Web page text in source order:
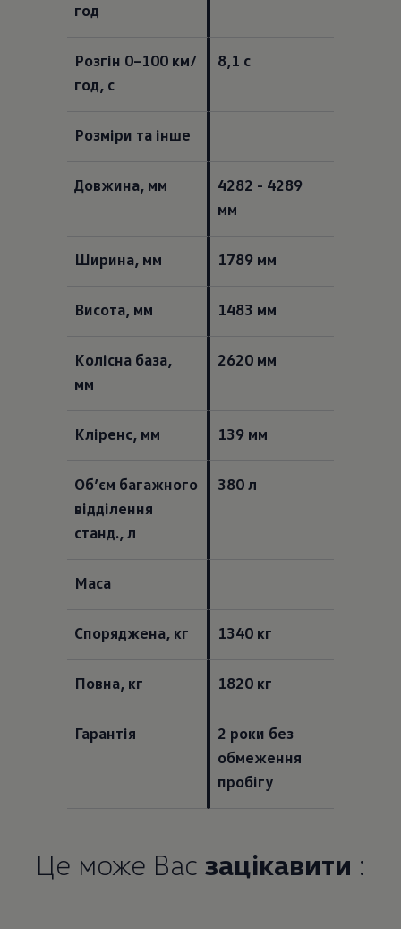
год
Розгін 0–100 км/
год, с
8,1 с
Розміри та інше
Довжина, мм
4282 - 4289
мм
Ширина, мм 1789 мм
Висота, мм 1483 мм
Колісна база,
мм
2620 мм
Кліренс, мм 139 мм
Об’єм багажного
відділення
станд., л
380 л
Маса
Споряджена, кг 1340 кг
Повна, кг 1820 кг
Гарантія
2 роки без
обмеження
пробігу
Це може Вас зацікавити :